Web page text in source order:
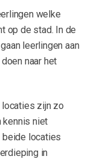
welke
op de stad. In de
leerlingen aan
naar het
zijn zo
kennis niet
beide locaties
in